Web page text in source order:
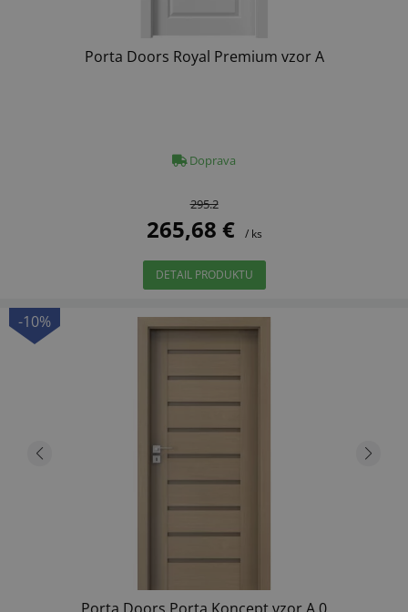
Porta Doors Royal Premium vzor A
Doprava
295.2
265,68 € / ks
DETAIL PRODUKTU
-10%